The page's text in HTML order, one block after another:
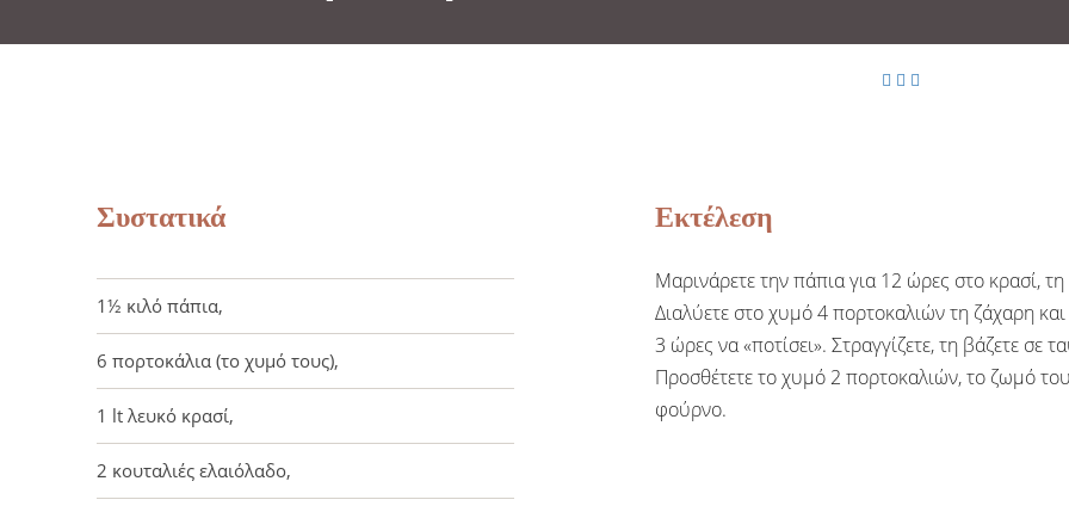
Συστατικά
1½ κιλό πάπια,
6 πορτοκάλια (το χυμό τους),
1 lt λευκό κρασί,
2 κουταλιές ελαιόλαδο,
Εκτέλεση
Μαρινάρετε την πάπια για 12 ώρες στο κρασί,
Διαλύετε στο χυμό 4 πορτοκαλιών τη ζάχαρη
3 ώρες να «ποτίσει». Στραγγίζετε, τη βάζετε σε
Προσθέτετε το χυμό 2 πορτοκαλιών, το ζωμό
φούρνο.